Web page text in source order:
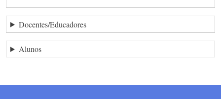
Docentes/Educadores
Alunos